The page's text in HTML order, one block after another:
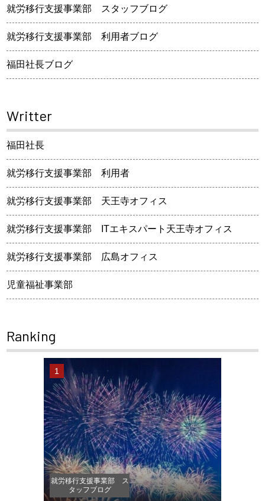
就労移行支援事業部 スタッフブログ
就労移行支援事業部 利用者ブログ
福田社長ブログ
Writter
福田社長
就労移行支援事業部 利用者
就労移行支援事業部 天王寺オフィス
就労移行支援事業部 ITエキスパート天王寺オフィス
就労移行支援事業部 広島オフィス
児童福祉事業部
Ranking
就労移行支援事業部 ス
タッフブログ